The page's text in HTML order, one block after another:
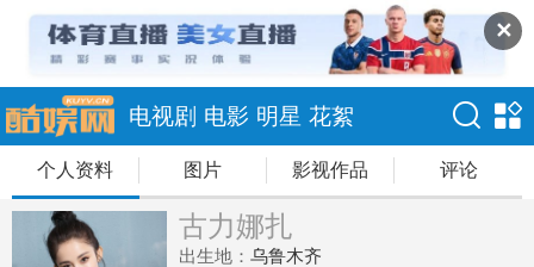
✕
电视剧 电影 明星 花絮
个人资料 图片 影视作品 评论
古力娜扎
出生地： 乌鲁木齐